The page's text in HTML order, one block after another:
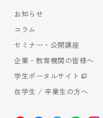
お知らせ
コラム
セミナー・公開講座
企業・教育機関の皆様へ
学生ポータルサイト
在学生 / 卒業生の方へ